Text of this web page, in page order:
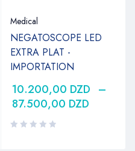
Medical
NEGATOSCOPE LED
EXTRA PLAT -
IMPORTATION
10.200,00 DZD –
87.500,00 DZD